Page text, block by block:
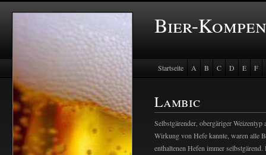
Bier-
Startseite A B C D E
F
Lambic
Selbstgärender, obergäriger
Wirkung von Hefe kannte, waren alle
enthaltenen Hefen immer